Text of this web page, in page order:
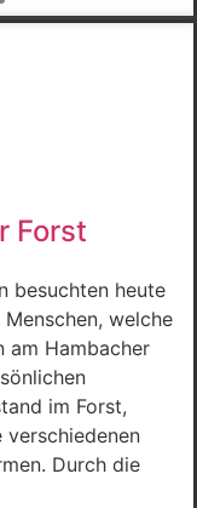
Forst
besuchten heute
welche
am Hambacher
im Forst,
Durch die